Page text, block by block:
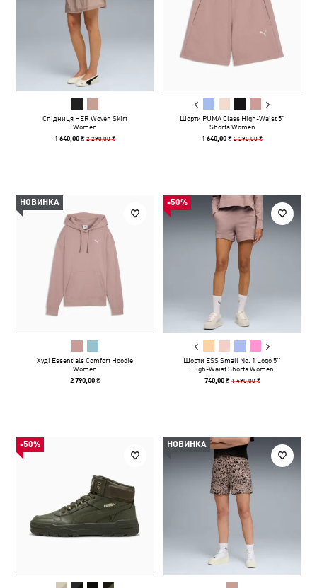
Спідниця HER Woven Skirt
Women
1 640,00 ₴2 290,00 ₴
Шорти PUMA Class High-Waist 5"
Shorts Women
1 640,00 ₴2 290,00 ₴
НОВИНКА
Худі Essentials Comfort Hoodie
Women
2 790,00 ₴
-50%
Шорти ESS Small No. 1 Logo 5''
High-Waist Shorts Women
740,00 ₴ 1 490,00 ₴
-50% НОВИНКА